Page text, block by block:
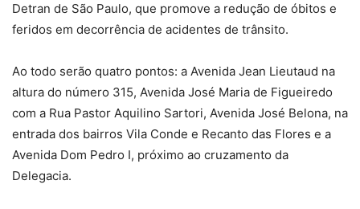
Detran de São Paulo, que promove a redução de óbitos e
feridos em decorrência de acidentes de trânsito.
Ao todo serão quatro pontos: a Avenida Jean Lieutaud na
altura do número 315, Avenida José Maria de Figueiredo
com a Rua Pastor Aquilino Sartori, Avenida José Belona, na
entrada dos bairros Vila Conde e Recanto das Flores e a
Avenida Dom Pedro I, próximo ao cruzamento da
Delegacia.